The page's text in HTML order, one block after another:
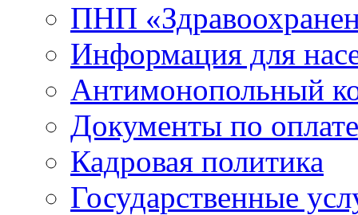
ПНП
Информация для
Антимонопольный
Документы по
Кадровая политика
Государственные